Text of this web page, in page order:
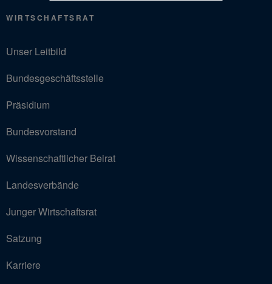
WIRTSCHAFTSRAT
Unser Leitbild
Bundesgeschäftsstelle
Präsidium
Bundesvorstand
Wissenschaftlicher Beirat
Landesverbände
Junger Wirtschaftsrat
Satzung
Karriere